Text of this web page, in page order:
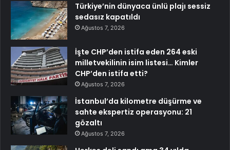
Türkiye’nin dünyaca ünlü plajı sessiz
sedasız kapatıldı
Ağustos 7, 2026
İşte CHP’den istifa eden 264 eski
milletvekilinin isim listesi… Kimler
CHP’den istifa etti?
Ağustos 7, 2026
İstanbul’da kilometre düşürme ve
sahte ekspertiz operasyonu: 21
gözaltı
Ağustos 7, 2026